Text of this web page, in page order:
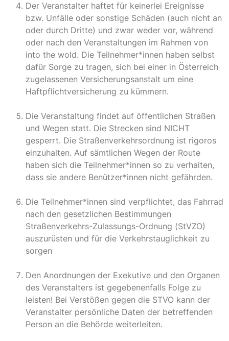
Der Veranstalter haftet für keinerlei Ereignisse
bzw. Unfälle oder sonstige Schäden (auch nicht an
oder durch Dritte) und zwar weder vor, während
oder nach den Veranstaltungen im Rahmen von
into the wold. Die Teilnehmer*innen haben selbst
dafür Sorge zu tragen, sich bei einer in Österreich
zugelassenen Versicherungsanstalt um eine
Haftpflichtversicherung zu kümmern.
Die Veranstaltung findet auf öffentlichen Straßen
und Wegen statt. Die Strecken sind NICHT
gesperrt. Die Straßenverkehrsordnung ist rigoros
einzuhalten. Auf sämtlichen Wegen der Route
haben sich die Teilnehmer*innen so zu verhalten,
dass sie andere Benützer*innen nicht gefährden.
Die Teilnehmer*innen sind verpflichtet, das Fahrrad
nach den gesetzlichen Bestimmungen
Straßenverkehrs-Zulassungs-Ordnung (StVZO)
auszurüsten und für die Verkehrstauglichkeit zu
sorgen
Den Anordnungen der Exekutive und den Organen
des Veranstalters ist gegebenenfalls Folge zu
leisten! Bei Verstößen gegen die STVO kann der
Veranstalter persönliche Daten der betreffenden
Person an die Behörde weiterleiten.